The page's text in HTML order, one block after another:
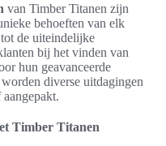
van Timber Titanen zijn
behoeften van elk
de uiteindelijke
bij het vinden van
hun geavanceerde
diverse uitdagingen
Timber Titanen